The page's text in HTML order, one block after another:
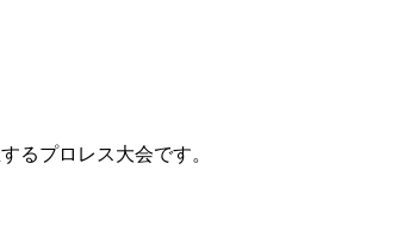
るプロレス大会です。